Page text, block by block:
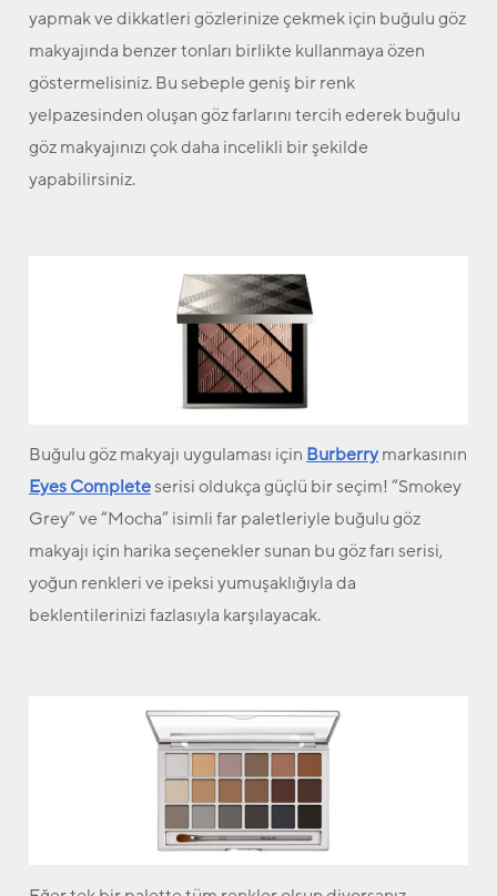
yapmak ve dikkatleri gözlerinize çekmek için buğulu göz
makyajında benzer tonları birlikte kullanmaya özen
göstermelisiniz. Bu sebeple geniş bir renk
yelpazesinden oluşan göz farlarını tercih ederek buğulu
göz makyajınızı çok daha incelikli bir şekilde
yapabilirsiniz.
Buğulu göz makyajı uygulaması için Burberrymarkasının
Eyes Completeserisi oldukça güçlü bir seçim! “Smokey
Grey” ve “Mocha” isimli far paletleriyle buğulu göz
makyajı için harika seçenekler sunan bu göz farı serisi,
yoğun renkleri ve ipeksi yumuşaklığıyla da
beklentilerinizi fazlasıyla karşılayacak.